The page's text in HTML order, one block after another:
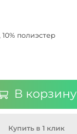
полиэстер
В корзину
Купить в 1 клик